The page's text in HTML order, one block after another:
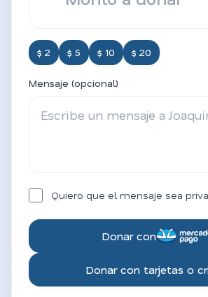
$ 2 $ 5 $ 10 $ 20
Mensaje (opcional)
Quiero que el mensaje sea
Donar con
Donar con tarjetas o